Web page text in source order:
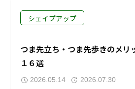
シェイプアップ
つま先立ち・つま先歩きのメリ
１６選
2026.05.14 2026.07.30